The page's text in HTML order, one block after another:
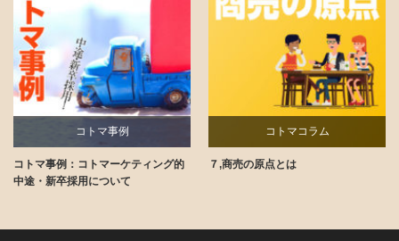
コトマ事例
講師ブログ
コトマ事例：コトマーケティング的
中途・新卒採用について
コトマコラム
７,商売の原点とは